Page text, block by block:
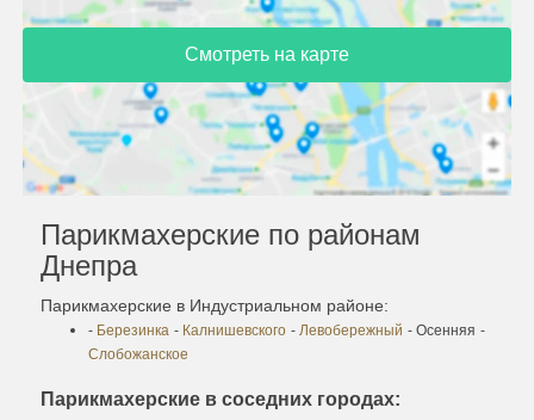
Смотреть на карте
Парикмахерские по районам
Днепра
Парикмахерские в Индустриальном районе:
- Березинка - Калнишевского - Левобережный - Осенняя -
Слобожанское
Парикмахерские в соседних городах: